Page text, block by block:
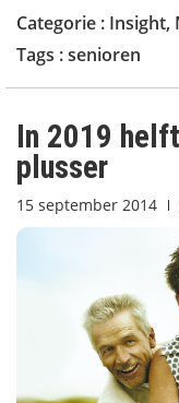
Categorie : Insight,
Tags :senioren
In 2019
plusser
15 september 2014